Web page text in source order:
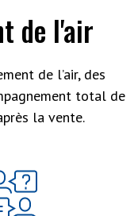
de l'air
de l’air, des
total de
la vente.